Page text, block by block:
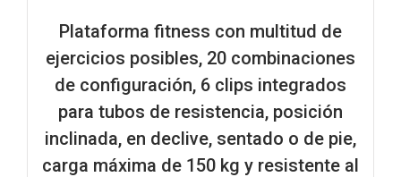
Plataforma fitness con multitud de
ejercicios posibles, 20 combinaciones
de configuración, 6 clips integrados
para tubos de resistencia, posición
inclinada, en declive, sentado o de pie,
carga máxima de 150 kg y resistente al